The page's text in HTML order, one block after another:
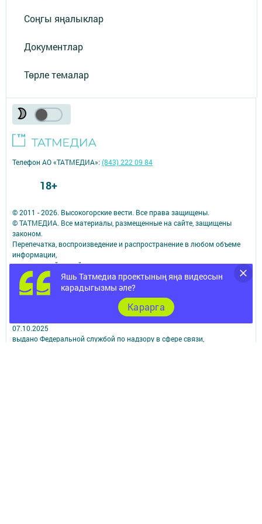
Соңгы яңалыклар
Документлар
Төрле темалар
Яшь Татмедиа проектының яңа видеосын
карадыгызмы әле?
Карарга
© 2011 - 2026. Высокогорские вести. Все права защищены.
© ТАТМЕДИА. Все материалы, размещенные на сайте, защищены
законом.
Перепечатка, воспроизведение и распространение в любом объеме
информации,
размещенной на сайте, возможна только с письменного согласия
редакций СМИ.
При поддержке Республиканского агентства по печати и массовым
коммуникациям.
Наименование СМИ: Высокогорские вести
№ свидетельства о регистрации СМИ, дата: ЭЛ № ФС 77 - 90215 от
07.10.2025
выдано Федеральной службой по надзору в сфере связи,
Телефон АО «ТАТМЕДИА»:(843) 222 09 84
18+